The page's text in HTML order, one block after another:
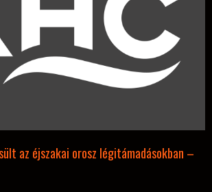
az éjszakai orosz légitámadásokban –